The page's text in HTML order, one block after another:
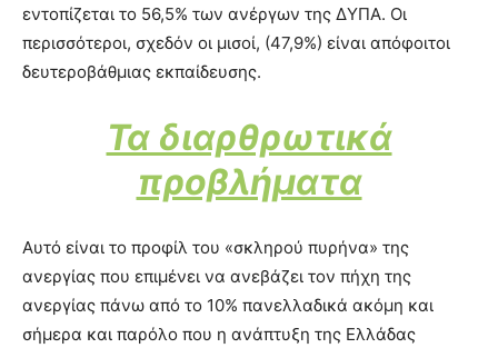
εντοπίζεται το 56,5% των ανέργων της ΔΥΠΑ. Οι
περισσότεροι, σχεδόν οι μισοί, (47,9%) είναι απόφοιτοι
δευτεροβάθμιας εκπαίδευσης.
Τα διαρθρωτικά
προβλήματα
Αυτό είναι το προφίλ του «σκληρού πυρήνα» της
ανεργίας που επιμένει να ανεβάζει τον πήχη της
ανεργίας πάνω από το 10% πανελλαδικά ακόμη και
σήμερα και παρόλο που η ανάπτυξη της Ελλάδας